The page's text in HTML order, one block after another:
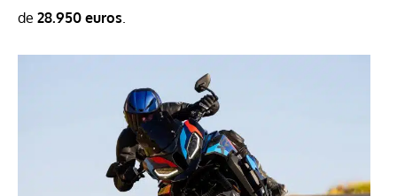
de 28.950 euros